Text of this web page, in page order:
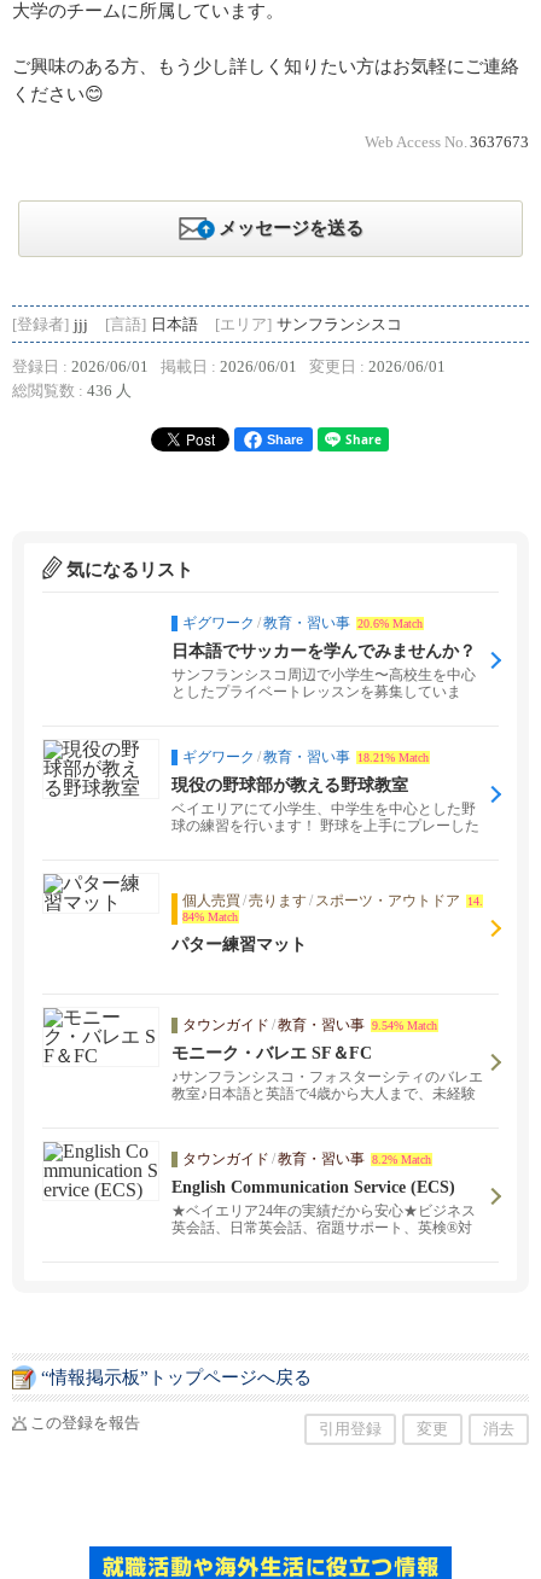
大学のチームに所属しています。
ご興味のある方、もう少し詳しく知りたい方はお気軽にご連絡
ください😊
Web Access No. 3637673
メッセージを送る
[登録者] jjj [言語] 日本語 [エリア] サンフランシスコ
登録日 : 2026/06/01 掲載日 : 2026/06/01 変更日 : 2026/06/01
総閲覧数 : 436 人
Share
気になるリスト
ギグワーク /教育・習い事 20.6% Match
日本語でサッカーを学んでみませんか？
現役サッカー選手によるプライベートレ
ッスン
サンフランシスコ周辺で小学生〜高校生を中心
としたプライベートレッスンを募集していま
ギグワーク /教育・習い事 18.21% Match
現役の野球部が教える野球教室
ベイエリアにて小学生、中学生を中心とした野
球の練習を行います！ 野球を上手にプレーした
個人売買 /売ります/ スポーツ・アウトドア
14.
84% Match
パター練習マット
タウンガイド /教育・習い事 9.54% Match
モニーク・バレエ SF＆FC
♪サンフランシスコ・フォスターシティのバレエ
教室♪日本語と英語で4歳から大人まで、未経験
タウンガイド /教育・習い事 8.2% Match
English Communication Service (ECS)
★ベイエリア24年の実績だから安心★ビジネス
英会話、日常英会話、宿題サポート、英検®対
介します。
“情報掲示板”トップページへ戻る
この登録を報告 引用登録 変更 消去